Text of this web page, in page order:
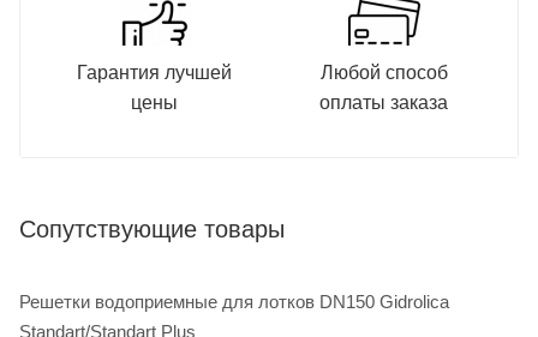
Гарантия лучшей
цены
Любой способ
оплаты заказа
Сопутствующие товары
Решетки водоприемные для лотков DN150 Gidrolica
Standart/Standart Plus